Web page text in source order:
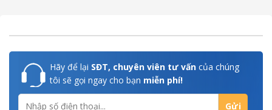
Hãy để lại SĐT, chuyên viên tư vấn của chúng
tôi sẽ gọi ngay cho bạn miễn phí!